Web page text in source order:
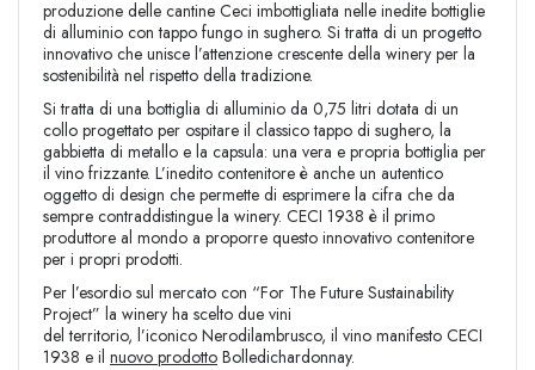
produzione delle cantine Ceci imbottigliata nelle inedite bottiglie
di alluminio con tappo fungo in sughero. Si tratta di un progetto
innovativo che unisce l’attenzione crescente della winery per la
sostenibilità nel rispetto della tradizione.
Si tratta di una bottiglia di alluminio da 0,75 litri dotata di un
collo progettato per ospitare il classico tappo di sughero, la
gabbietta di metallo e la capsula: una vera e propria bottiglia per
il vino frizzante. L’inedito contenitore è anche un autentico
oggetto di design che permette di esprimere la cifra che da
sempre contraddistingue la winery. CECI 1938 è il primo
produttore al mondo a proporre questo innovativo contenitore
per i propri prodotti.
Per l’esordio sul mercato con “For The Future Sustainability
Project” la winery ha scelto due vini
del territorio, l’iconico Nerodilambrusco, il vino manifesto CECI
1938 e il nuovo prodotto Bolledichardonnay.